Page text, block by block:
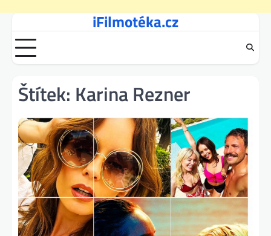
content
iFilmotéka.cz
Štítek: Karina Rezner